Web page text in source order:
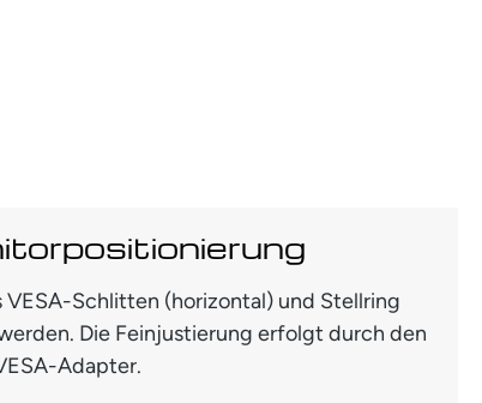
Schlitten (horizontal) und Stellring
Die Feinjustierung erfolgt durch den
Adapter.